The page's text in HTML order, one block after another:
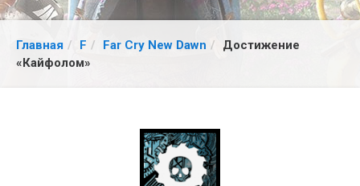
Главная F Far Cry New Dawn
Достижение
«Кайфолом»